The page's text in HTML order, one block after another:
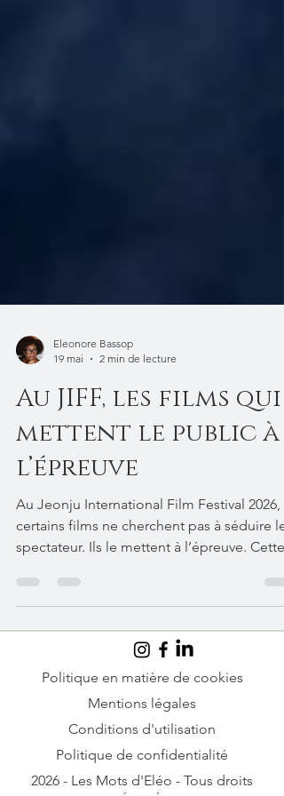
Eleonore Bassop
19 mai
2 min de lecture
Au JIFF, les films qui
mettent le public à
l’épreuve
Au Jeonju International Film Festival 2026,
certains films ne cherchent pas à séduire le
dérouté le public coréen… et moi avec lui :
celles de Pere Portabella et de Alain Gomis.
Politique en matière de cookies
Mentions légales
Conditions d'utilisation